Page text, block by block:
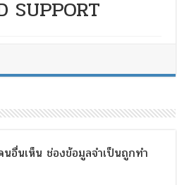
SUPPORT
อื่นเห็น ช่องข้อมูลจำเป็นถูกทำ